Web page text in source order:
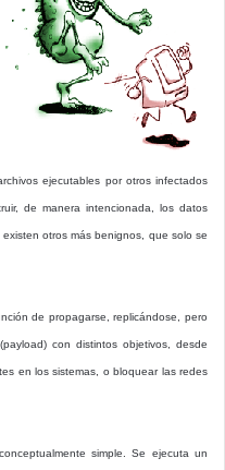
ejecutables por otros infectados
de manera intencionada, los datos
otros más benignos, que solo se
de propagarse, replicándose, pero
con distintos objetivos, desde
en los sistemas, o bloquear las redes
simple. Se ejecuta un